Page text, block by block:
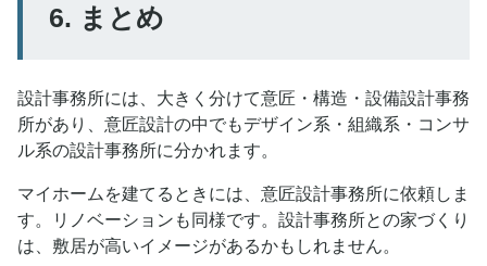
6. まとめ
設計事務所には、大きく分けて意匠・構造・設備設計事務
所があり、意匠設計の中でもデザイン系・組織系・コンサ
ル系の設計事務所に分かれます。
マイホームを建てるときには、意匠設計事務所に依頼しま
す。リノベーションも同様です。設計事務所との家づくり
は、敷居が高いイメージがあるかもしれません。